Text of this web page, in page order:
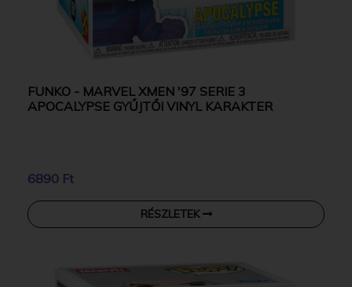
FUNKO - MARVEL XMEN '97 SERIE 3
APOCALYPSE GYŰJTŐI VINYL KARAKTER
6890 Ft
RÉSZLETEK